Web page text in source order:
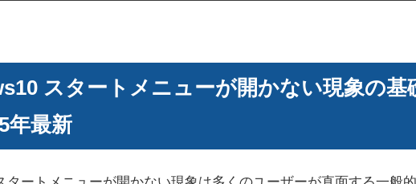
スタートメニューが開かない現象の基
年最新